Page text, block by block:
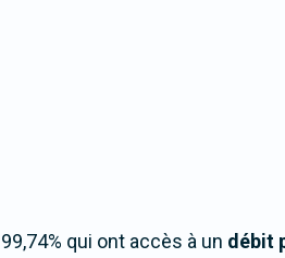
qui ont accès à un débit